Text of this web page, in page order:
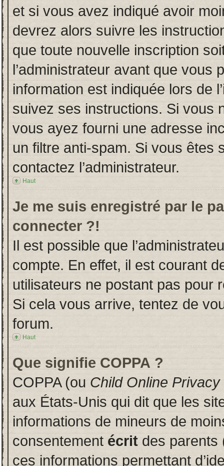
et si vous avez indiqué avoir
devrez alors suivre les
que toute nouvelle inscription
l’administrateur avant que vous
information est indiquée lors de
suivez ses instructions. Si vous
vous ayez fourni une adresse
un filtre anti-spam. Si vous êtes
contactez l’administrateur.
Haut
Je me suis enregistré par le
connecter ?!
Il est possible que
compte. En effet, il est courant
utilisateurs ne postant pas pour
Si cela vous arrive, tentez de
forum.
Haut
Que signifie COPPA ?
COPPA (ou Child Online
aux États-Unis qui dit que les
informations de mineurs de
consentement écrit des parents
ces informations permettant